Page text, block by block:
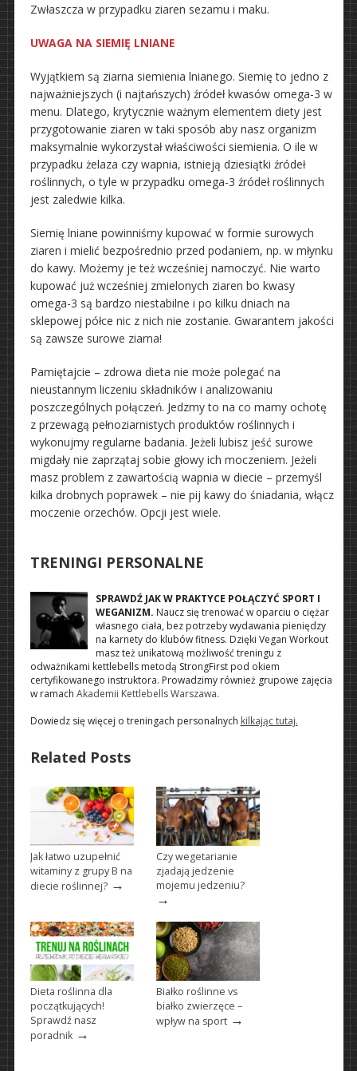
Zwłaszcza w przypadku ziaren sezamu i maku.
UWAGA NA SIEMIĘ LNIANE
Wyjątkiem są ziarna siemienia lnianego. Siemię to jedno z
najważniejszych (i najtańszych) źródeł kwasów omega-3 w
menu. Dlatego, krytycznie ważnym elementem diety jest
przygotowanie ziaren w taki sposób aby nasz organizm
maksymalnie wykorzystał właściwości siemienia. O ile w
przypadku żelaza czy wapnia, istnieją dziesiątki źródeł
roślinnych, o tyle w przypadku omega-3 źródeł roślinnych
jest zaledwie kilka.
Siemię lniane powinniśmy kupować w formie surowych
ziaren i mielić bezpośrednio przed podaniem, np. w młynku
do kawy. Możemy je też wcześniej namoczyć. Nie warto
kupować już wcześniej zmielonych ziaren bo kwasy
omega-3 są bardzo niestabilne i po kilku dniach na
sklepowej półce nic z nich nie zostanie. Gwarantem jakości
są zawsze surowe ziarna!
Pamiętajcie – zdrowa dieta nie może polegać na
nieustannym liczeniu składników i analizowaniu
poszczególnych połączeń. Jedzmy to na co mamy ochotę
z przewagą pełnoziarnistych produktów roślinnych i
wykonujmy regularne badania. Jeżeli lubisz jeść surowe
migdały nie zaprzątaj sobie głowy ich moczeniem. Jeżeli
masz problem z zawartością wapnia w diecie – przemyśl
kilka drobnych poprawek – nie pij kawy do śniadania, włącz
moczenie orzechów. Opcji jest wiele.
TRENINGI PERSONALNE
SPRAWDŹ JAK W PRAKTYCE POŁĄCZYĆ SPORT I
WEGANIZM. Naucz się trenować w oparciu o ciężar
własnego ciała, bez potrzeby wydawania pieniędzy
na karnety do klubów fitness. Dzięki Vegan Workout
masz też unikatową możliwość treningu z
odważnikami kettlebells metodą StrongFirst pod okiem
certyfikowanego instruktora. Prowadzimy również grupowe zajęcia
w ramach Akademii Kettlebells Warszawa.
Dowiedz się więcej o treningach personalnych kilkając tutaj.
Related Posts
Jak łatwo uzupełnić
witaminy z grupy B na
diecie roślinnej?→
Czy wegetarianie
zjadają jedzenie
mojemu jedzeniu?
→
Dieta roślinna dla
początkujących!
Sprawdź nasz
poradnik→
Białko roślinne vs
białko zwierzęce –
wpływ na sport→